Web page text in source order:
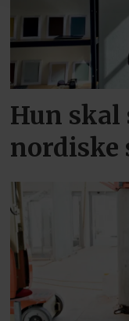
Hun skal
nordiske